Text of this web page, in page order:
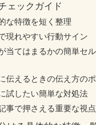
ェックガイド
な特徴を短く整理
現れやすい行動サイン
当てはまるかの簡単セ
伝えるときの伝え方の
試したい簡単な対処法
事で押さえる重要な視点